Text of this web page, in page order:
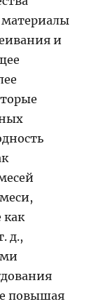
материалы
и
как
д.,
повышая